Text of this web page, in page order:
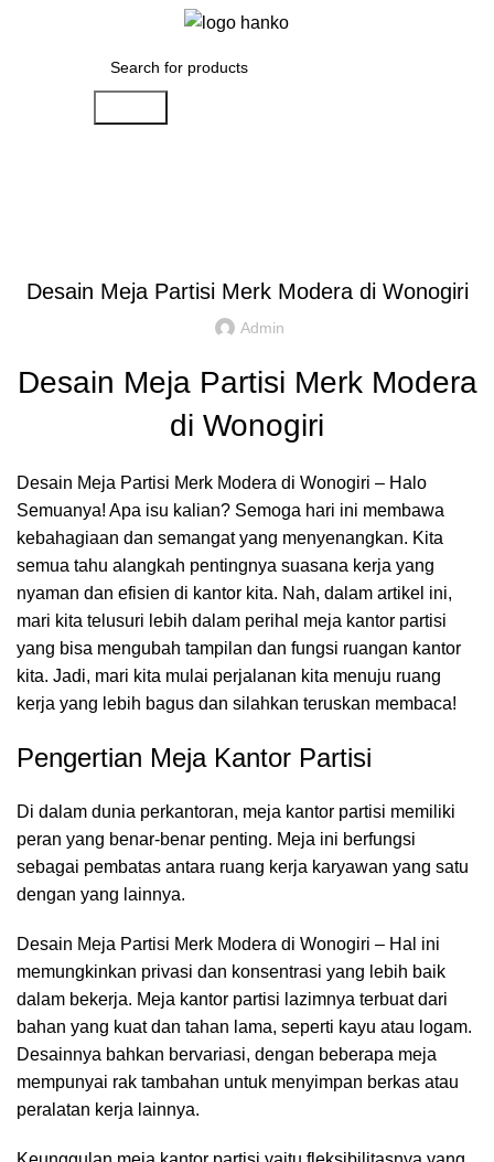
Desain Meja Partisi Merk Modera di Wonogiri
Admin
Desain Meja Partisi Merk Modera
di Wonogiri
Desain Meja Partisi Merk Modera di Wonogiri – Halo
Semuanya! Apa isu kalian? Semoga hari ini membawa
kebahagiaan dan semangat yang menyenangkan. Kita
semua tahu alangkah pentingnya suasana kerja yang
nyaman dan efisien di kantor kita. Nah, dalam artikel ini,
mari kita telusuri lebih dalam perihal meja kantor partisi
yang bisa mengubah tampilan dan fungsi ruangan kantor
kita. Jadi, mari kita mulai perjalanan kita menuju ruang
kerja yang lebih bagus dan silahkan teruskan membaca!
Pengertian Meja Kantor Partisi
Di dalam dunia perkantoran, meja kantor partisi memiliki
peran yang benar-benar penting. Meja ini berfungsi
sebagai pembatas antara ruang kerja karyawan yang satu
dengan yang lainnya.
Desain Meja Partisi Merk Modera di Wonogiri – Hal ini
memungkinkan privasi dan konsentrasi yang lebih baik
dalam bekerja. Meja kantor partisi lazimnya terbuat dari
bahan yang kuat dan tahan lama, seperti kayu atau logam.
Desainnya bahkan bervariasi, dengan beberapa meja
mempunyai rak tambahan untuk menyimpan berkas atau
peralatan kerja lainnya.